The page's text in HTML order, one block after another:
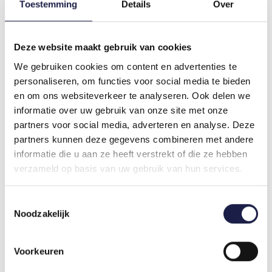
Toestemming Details Over
Deze website maakt gebruik van cookies
We gebruiken cookies om content en advertenties te
personaliseren, om functies voor social media te bieden
en om ons websiteverkeer te analyseren. Ook delen we
informatie over uw gebruik van onze site met onze
partners voor social media, adverteren en analyse. Deze
partners kunnen deze gegevens combineren met andere
informatie die u aan ze heeft verstrekt of die ze hebben
verzameld op basis van uw gebruik van hun services.
Noodzakelijk
Voorkeuren
Pestizide wie ein Schwamm aufsaugt.
VORTEILE CANIKUR PRO:
Geeignet für Katzen, Hunde und Welpen;
Stellt das gesunde Gleichgewicht der Darmflora
wieder her;
Schützt den Darm vor pathogenen Bakterien
und Toxinen;
Unterstützt das Immunsystem;
Hilft, die Dauer und Häufigkeit von (akuten)
Infektionen des weichen Darms zu verkürzen;
Hilft, die Häufigkeit von antibiotikabedingtem
weichen Darminhalt zu verringern;
Einfache Verabreichung mit Hilfe der
DOSIERUNG